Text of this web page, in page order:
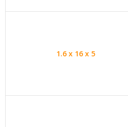
1.6 x 16 x 5